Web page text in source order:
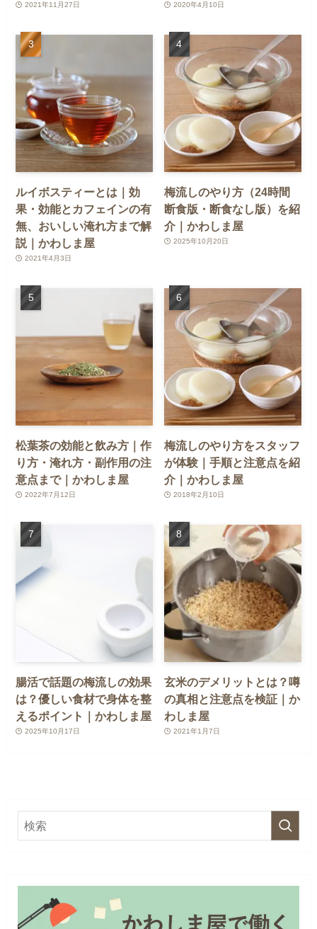
2021年11月27日 2020年4月10日
ルイボスティーとは｜効
果・効能とカフェインの有
無、おいしい淹れ方まで解
説｜かわしま屋
2021年4月3日
梅流しのやり方（24時間
断食版・断食なし版）を紹
介｜かわしま屋
2025年10月20日
松葉茶の効能と飲み方｜作
り方・淹れ方・副作用の注
意点まで｜かわしま屋
2022年7月12日
梅流しのやり方をスタッフ
が体験｜手順と注意点を紹
介｜かわしま屋
2018年2月10日
腸活で話題の梅流しの効果
は？優しい食材で身体を整
えるポイント｜かわしま屋
2025年10月17日
玄米のデメリットとは？噂
の真相と注意点を検証｜か
わしま屋
2021年1月7日